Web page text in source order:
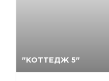
"КОТТЕДЖ 5"